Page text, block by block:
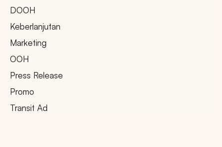
DOOH
Keberlanjutan
Marketing
OOH
Press Release
Promo
Transit Ad